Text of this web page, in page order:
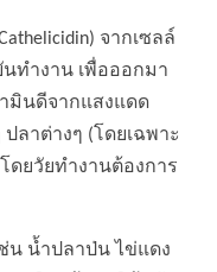
จากเซลล์
ทำงาน เพื่อออกมา
มินดีจากแสงแดด
ลาต่างๆ (โดยเฉพาะ
ยวัยทำงานต้องการ
น น้ำปลาป่น ไข่แดง